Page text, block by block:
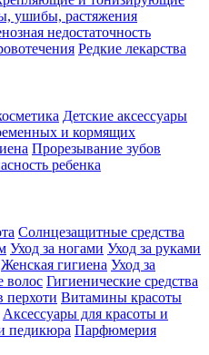
ушибы, растяжения
недостаточность
Редкие лекарства
Детские аксессуары
и кормящих
Прорезывание зубов
ребенка
Солнцезащитные средства
Уход за ногами Уход за руками
Женская гигиена Уход за
волос Гигиенические средства
перхоти Витамины красоты
Аксессуары для красоты и
педикюра Парфюмерия